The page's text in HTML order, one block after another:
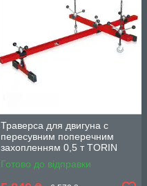
Траверса для двигуна c
пересувним поперечним
захопленням 0,5 т TORIN
TRW04006
Готово до відправки